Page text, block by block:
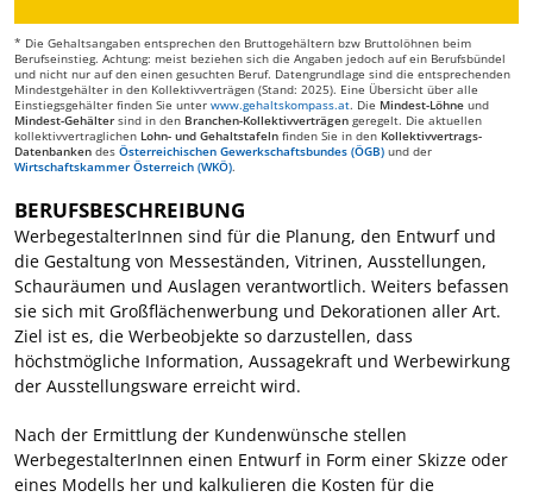
* Die Gehaltsangaben entsprechen den Bruttogehältern bzw Bruttolöhnen beim
Berufseinstieg. Achtung: meist beziehen sich die Angaben jedoch auf ein Berufsbündel
und nicht nur auf den einen gesuchten Beruf. Datengrundlage sind die entsprechenden
Mindestgehälter in den Kollektivverträgen (Stand: 2025). Eine Übersicht über alle
Einstiegsgehälter finden Sie unter www.gehaltskompass.at. Die Mindest-Löhne und
Mindest-Gehälter sind in den Branchen-Kollektivverträgen geregelt. Die aktuellen
kollektivvertraglichen Lohn- und Gehaltstafeln finden Sie in den Kollektivvertrags-
Datenbanken des Österreichischen Gewerkschaftsbundes (ÖGB) und der
Wirtschaftskammer Österreich (WKÖ).
BERUFSBESCHREIBUNG
WerbegestalterInnen sind für die Planung, den Entwurf und
die Gestaltung von Messeständen, Vitrinen, Ausstellungen,
Schauräumen und Auslagen verantwortlich. Weiters befassen
sie sich mit Großflächenwerbung und Dekorationen aller Art.
Ziel ist es, die Werbeobjekte so darzustellen, dass
höchstmögliche Information, Aussagekraft und Werbewirkung
der Ausstellungsware erreicht wird.
Nach der Ermittlung der Kundenwünsche stellen
WerbegestalterInnen einen Entwurf in Form einer Skizze oder
eines Modells her und kalkulieren die Kosten für die